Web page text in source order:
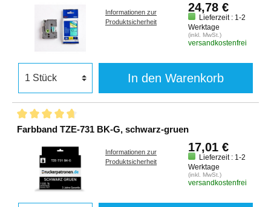
Informationen zur
Produktsicherheit
24,78 €
Lieferzeit : 1-2
Werktage
(inkl. MwSt.)
versandkostenfrei
In den Warenkorb
Farbband TZE-731 BK-G, schwarz-gruen
Informationen zur
Produktsicherheit
17,01 €
Lieferzeit : 1-2
Werktage
(inkl. MwSt.)
versandkostenfrei